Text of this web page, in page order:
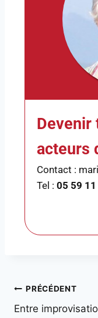
Devenir
acteurs
Contact :
Tel : 05 59
PRÉCÉDENT
Entre